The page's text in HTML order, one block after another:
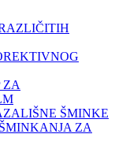
ZA
ŠMINKE
ZA